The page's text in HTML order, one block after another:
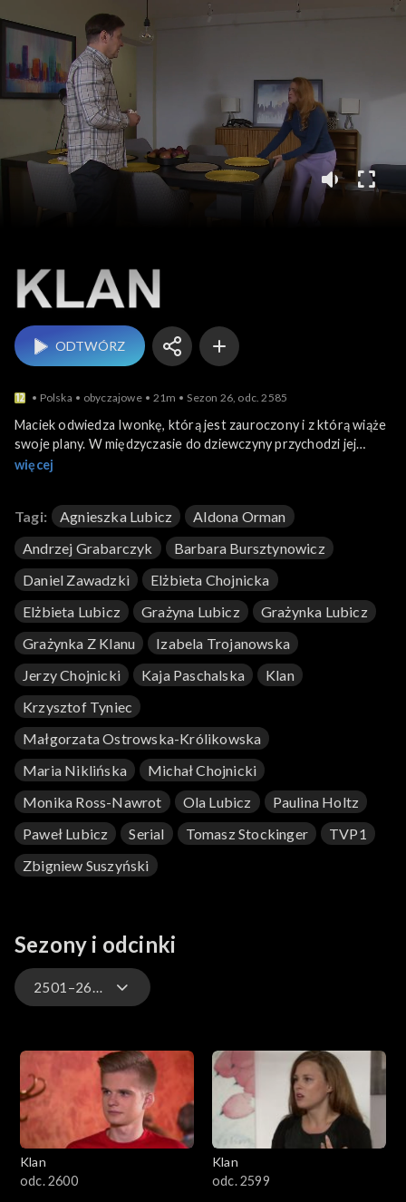
ODTWÓRZ
Polska obyczajowe 21m Sezon 26, odc. 2585
Maciek odwiedza Iwonkę, którą jest zauroczony i z którą wiąże
swoje plany. W międzyczasie do dziewczyny przychodzi jej
narzeczony. Ola zdaje relację Ewie z wczorajszej rozmowy z
więcej
Tagi: Agnieszka Lubicz
Aldona Orman
Andrzej Grabarczyk
Barbara Bursztynowicz
Daniel Zawadzki
Elżbieta Chojnicka
Elżbieta Lubicz
Grażyna Lubicz
Grażynka Lubicz
Grażynka Z Klanu
Izabela Trojanowska
Jerzy Chojnicki
Kaja Paschalska
Klan
Krzysztof Tyniec
Małgorzata Ostrowska-Królikowska
Maria Niklińska
Michał Chojnicki
Monika Ross-Nawrot
Ola Lubicz
Paulina Holtz
Paweł Lubicz
Serial Tomasz Stockinger
TVP1
Zbigniew Suszyński
Sezony i odcinki
2501–2600
4601–4700
4501–4600
4401–4500
Klan
odc. 2600
Klan
odc. 2599